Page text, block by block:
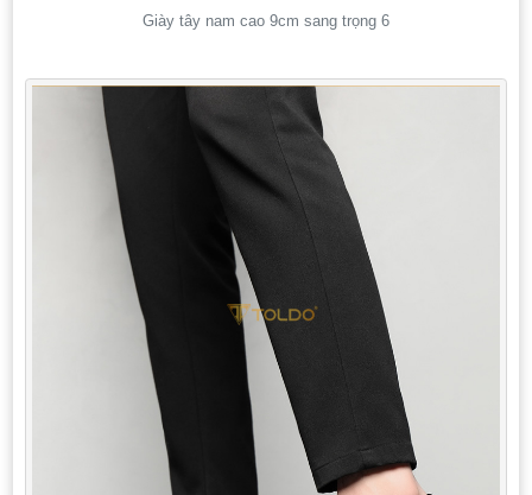
Giày tây nam cao 9cm sang trọng 6